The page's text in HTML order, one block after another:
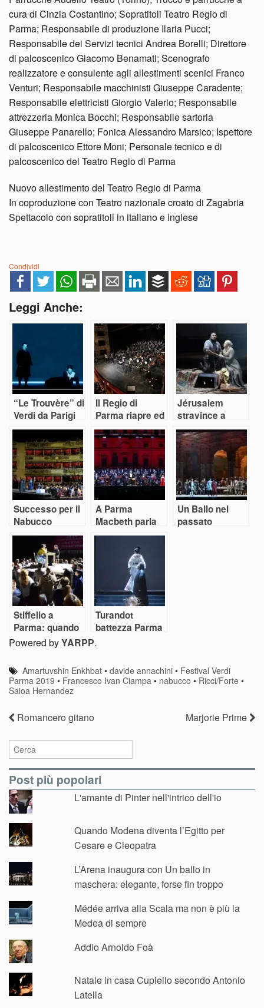
cura di Cinzia Costantino; Sopratitoli Teatro Regio di
Parma; Responsabile di produzione Ilaria Pucci;
Responsabile dei Servizi tecnici Andrea Borelli; Direttore
di palcoscenico Giacomo Benamati; Scenografo
realizzatore e consulente agli allestimenti scenici Franco
Venturi; Responsabile macchinisti Giuseppe Caradente;
Responsabile elettricisti Giorgio Valerio; Responsabile
attrezzeria Monica Bocchi; Responsabile sartoria
Giuseppe Panarello; Fonica Alessandro Marsico; Ispettore
di palcoscenico Ettore Moni; Personale tecnico e di
palcoscenico del Teatro Regio di Parma
Nuovo allestimento del Teatro Regio di Parma
In coproduzione con Teatro nazionale croato di Zagabria
Spettacolo con sopratitoli in italiano e inglese
Condividi
Leggi Anche:
“Le Trouvère” di
Verdi da Parigi
fa ritorno a
Parma
Il Regio di
Parma riapre ed
è subito Verdi
Jérusalem
stravince a
Parma e non
solo grazie a
Verdi
Successo per il
Nabucco
risorgimentale
dell’Arena
A Parma
Macbeth parla
francese
Un Ballo nel
passato
Stiffelio a
Parma: quando
le corna altrui
diventano un
evento
Turandot
battezza Parma
2020
Powered byYARPP.
Amartuvshin Enkhbat •davide annachini • Festival Verdi
Parma 2019 • Francesco Ivan Ciampa • nabucco • Ricci/Forte •
Saioa Hernandez
Romancero gitano Marjorie Prime
Post più popolari
L'amante di Pinter nell'intrico dell'io
Quando Modena diventa l’Egitto per
Cesare e Cleopatra
L’Arena inaugura con Un ballo in
maschera: elegante, forse fin troppo
Médée arriva alla Scala ma non è più la
Medea di sempre
Addio Arnoldo Foà
Natale in casa Cupiello secondo Antonio
Latella